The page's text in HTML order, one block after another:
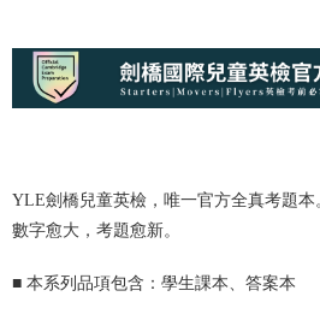
YLE劍橋兒童英檢，唯一官方全真考題本
數字愈大，考題愈新。
■ 本系列品項包含：學生課本、答案本